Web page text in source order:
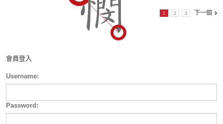
1 2 3 下一個
會員登入
Username:
Password: